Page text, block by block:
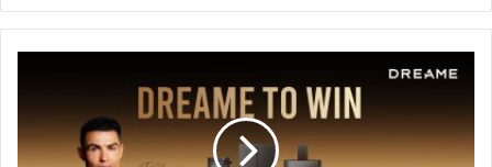
استراتيجية:
تكنولوجي
تعلن